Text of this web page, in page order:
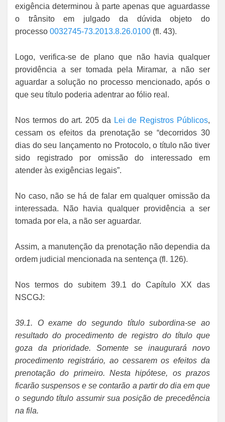
exigência determinou à parte apenas que aguardasse
o trânsito em julgado da dúvida objeto do
processo 0032745-73.2013.8.26.0100 (fl. 43).
Logo, verifica-se de plano que não havia qualquer
providência a ser tomada pela Miramar, a não ser
aguardar a solução no processo mencionado, após o
que seu título poderia adentrar ao fólio real.
Nos termos do art. 205 da Lei de Registros Públicos,
cessam os efeitos da prenotação se “decorridos 30
dias do seu lançamento no Protocolo, o título não tiver
sido registrado por omissão do interessado em
atender às exigências legais”.
No caso, não se há de falar em qualquer omissão da
interessada. Não havia qualquer providência a ser
tomada por ela, a não ser aguardar.
Assim, a manutenção da prenotação não dependia da
ordem judicial mencionada na sentença (fl. 126).
Nos termos do subitem 39.1 do Capítulo XX das
NSCGJ:
39.1. O exame do segundo título subordina-se ao
resultado do procedimento de registro do título que
goza da prioridade. Somente se inaugurará novo
procedimento registrário, ao cessarem os efeitos da
prenotação do primeiro. Nesta hipótese, os prazos
ficarão suspensos e se contarão a partir do dia em que
o segundo título assumir sua posição de precedência
na fila.